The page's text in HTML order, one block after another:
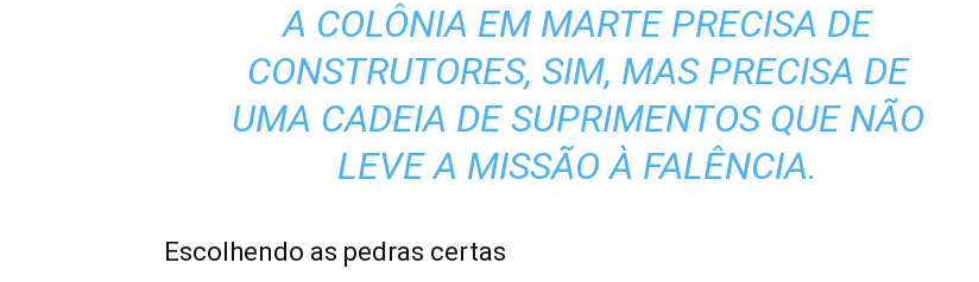
A COLÔNIA EM MARTE PRECISA DE
CONSTRUTORES, SIM, MAS PRECISA DE
UMA CADEIA DE SUPRIMENTOS QUE NÃO
LEVE A MISSÃO À FALÊNCIA.
Escolhendo as pedras certas